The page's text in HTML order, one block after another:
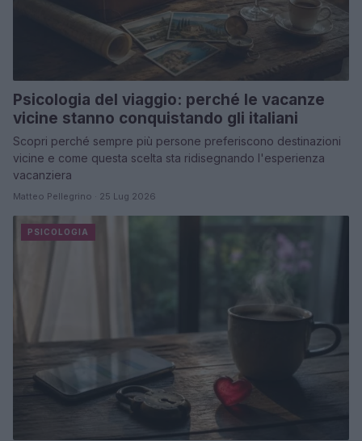
Psicologia del viaggio: perché le vacanze
vicine stanno conquistando gli italiani
Scopri perché sempre più persone preferiscono destinazioni
vicine e come questa scelta sta ridisegnando l'esperienza
vacanziera
Matteo Pellegrino · 25 Lug 2026
PSICOLOGIA